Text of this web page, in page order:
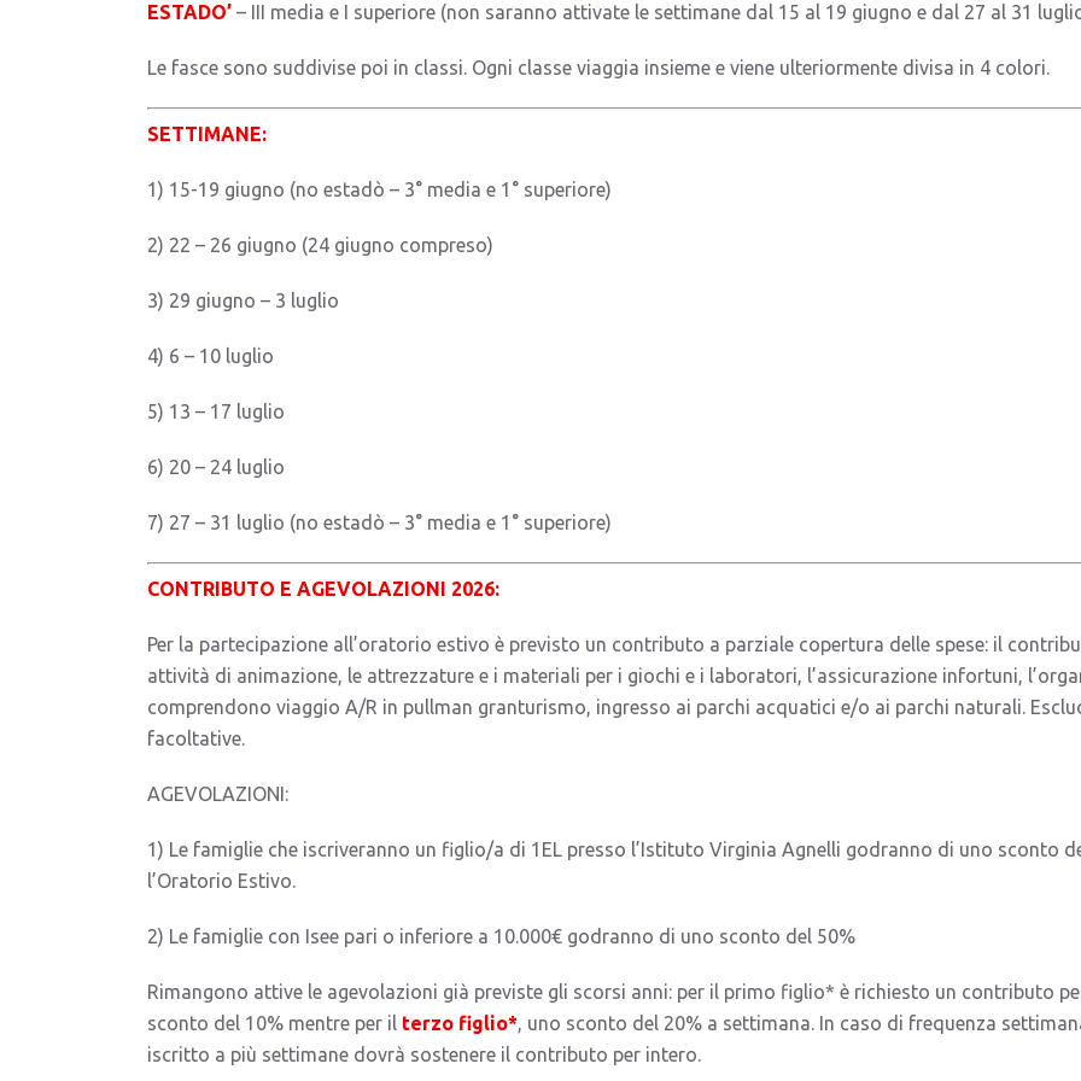
ESTADO’ – III media e I superiore (non saranno attivate le settimane dal 15 al 19 giugno e dal 27 al 31
Le fasce sono suddivise poi in classi. Ogni classe viaggia insieme e viene ulteriormente divisa in 4 colori.
SETTIMANE:
1) 15-19 giugno (no estadò – 3° media e 1° superiore)
2) 22 – 26 giugno (24 giugno compreso)
3) 29 giugno – 3 luglio
4) 6 – 10 luglio
5) 13 – 17 luglio
6) 20 – 24 luglio
7) 27 – 31 luglio (no estadò – 3° media e 1° superiore)
CONTRIBUTO E AGEVOLAZIONI 2026:
Per la partecipazione all’oratorio estivo è previsto un contributo a parziale copertura delle spese: il
attività di animazione, le attrezzature e i materiali per i giochi e i laboratori, l’assicurazione infortuni,
comprendono viaggio A/R in pullman granturismo, ingresso ai parchi acquatici e/o ai parchi naturali.
facoltative.
AGEVOLAZIONI:
1) Le famiglie che iscriveranno un figlio/a di 1EL presso l’Istituto Virginia Agnelli godranno di uno sconto
l’Oratorio Estivo.
2) Le famiglie con Isee pari o inferiore a 10.000€ godranno di uno sconto del 50%
Rimangono attive le agevolazioni già previste gli scorsi anni: per il primo figlio* è richiesto un contributo
sconto del 10% mentre per il terzo figlio*, uno sconto del 20% a settimana. In caso di frequenza
iscritto a più settimane dovrà sostenere il contributo per intero.